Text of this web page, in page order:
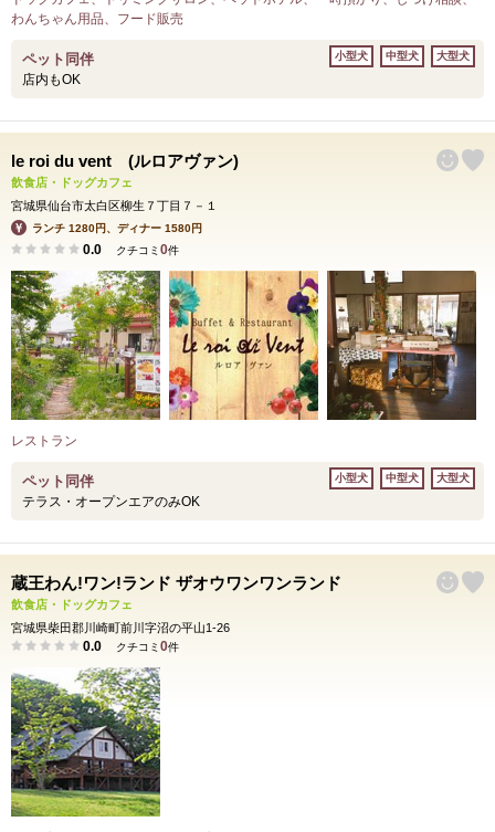
わんちゃん用品、フード販売
ペット同伴
店内もOK
小型犬 中型犬 大型犬
le roi du vent (ルロアヴァン)
飲食店・ドッグカフェ
宮城県仙台市太白区柳生７丁目７－１
ランチ 1280円、ディナー 1580円
0.0 クチコミ 0件
レストラン
ペット同伴
テラス・オープンエアのみOK
小型犬 中型犬 大型犬
蔵王わん!ワン!ランド ザオウワンワンランド
飲食店・ドッグカフェ
宮城県柴田郡川崎町前川字沼の平山1-26
0.0 クチコミ 0件